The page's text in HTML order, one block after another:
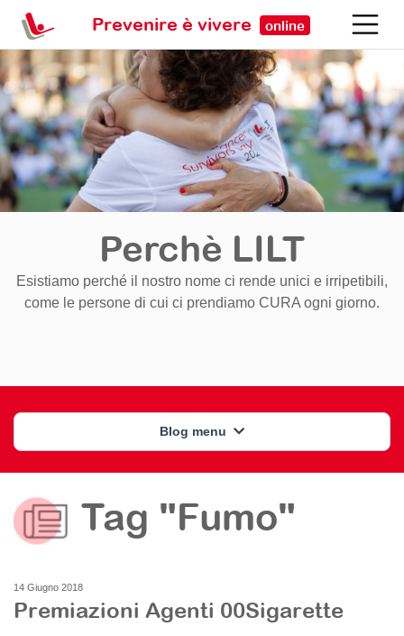
Prevenire è vivere online
Perchè LILT
Esistiamo perché il nostro nome ci rende unici e irripetibili,
come le persone di cui ci prendiamo CURA ogni giorno.
Blog menu
Tag "Fumo"
14 Giugno 2018
Premiazioni Agenti 00Sigarette